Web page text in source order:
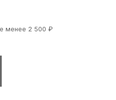
менее 2 500 ₽